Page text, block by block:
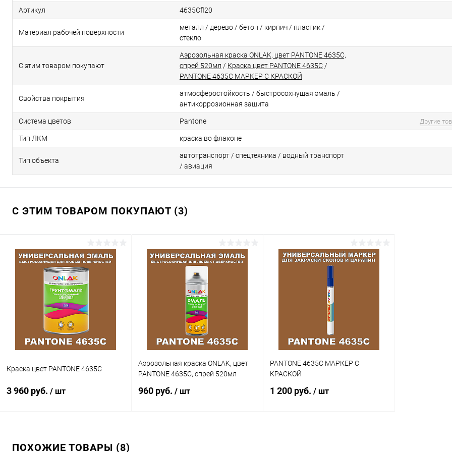
Артикул 4635Cfl20
Материал рабочей поверхности
металл / дерево / бетон / кирпич / пластик /
стекло
С этим товаром покупают
Аэрозольная краска ONLAK, цвет PANTONE 4635C,
спрей 520мл / Краска цвет PANTONE 4635C /
PANTONE 4635C МАРКЕР С КРАСКОЙ
Свойства покрытия
атмосферостойкоcть / быстросохнущая эмаль /
антикоррозионная защита
Система цветов Pantone Другие
Тип ЛКМ краска во флаконе
Тип объекта
автотранспорт / спецтехника / водный транспорт
/ авиация
С ЭТИМ ТОВАРОМ ПОКУПАЮТ (3)
Краска цвет PANTONE 4635C
3 960 руб. / шт
Аэрозольная краска ONLAK, цвет
PANTONE 4635C, спрей 520мл
960 руб. / шт
PANTONE 4635C МАРКЕР С
КРАСКОЙ
1 200 руб. / шт
ПОХОЖИЕ ТОВАРЫ (8)